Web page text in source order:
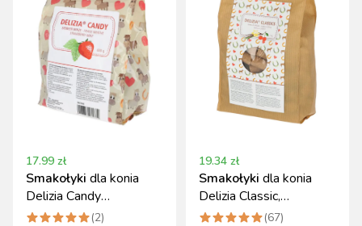
17.99 zł
Smakołyki dla konia
Delizia Candy
Truskawka Mięta 600 g
(2)
19.34 zł
Smakołyki dla konia
Delizia Classic,
wanilia/czereśnia, 1 kg
(67)